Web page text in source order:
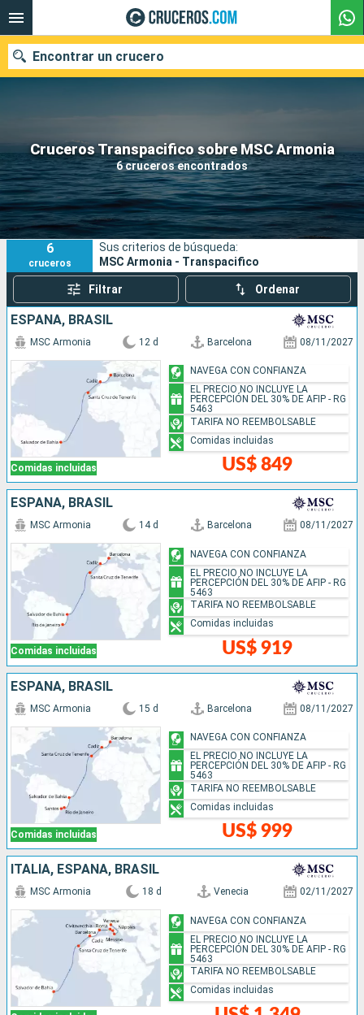
Cruceros Transpacifico sobre MSC Armonia
6 cruceros encontrados
Encontrar un crucero
Nuestros destinos
Fecha de salida
Puertos Compañías
Buscar
6
cruceros
Sus criterios de búsqueda:
MSC Armonia - Transpacifico
Filtrar Ordenar
ESPAÑA, BRASIL
Comidas incluidas
MSC Armonia 12 d Barcelona 08/11/2027
US$ 849
NAVEGA CON CONFIANZA
EL PRECIO NO INCLUYE LA
PERCEPCIÓN DEL 30% DE AFIP - RG
5463
TARIFA NO REEMBOLSABLE
Comidas incluidas
ESPAÑA, BRASIL
Comidas incluidas
MSC Armonia 14 d Barcelona 08/11/2027
US$ 919
NAVEGA CON CONFIANZA
EL PRECIO NO INCLUYE LA
PERCEPCIÓN DEL 30% DE AFIP - RG
5463
TARIFA NO REEMBOLSABLE
Comidas incluidas
ESPAÑA, BRASIL
Comidas incluidas
MSC Armonia 15 d Barcelona 08/11/2027
US$ 999
NAVEGA CON CONFIANZA
EL PRECIO NO INCLUYE LA
PERCEPCIÓN DEL 30% DE AFIP - RG
5463
TARIFA NO REEMBOLSABLE
Comidas incluidas
ITALIA, ESPAÑA, BRASIL
MSC Armonia 18 d Venecia 02/11/2027
NAVEGA CON CONFIANZA
EL PRECIO NO INCLUYE LA
PERCEPCIÓN DEL 30% DE AFIP - RG
5463
TARIFA NO REEMBOLSABLE
Comidas incluidas